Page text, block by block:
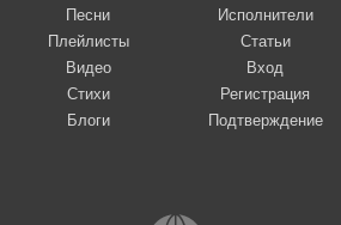
Песни
Плейлисты
Видео
Стихи
Блоги
Исполнители
Статьи
Вход
Регистрация
Подтверждение